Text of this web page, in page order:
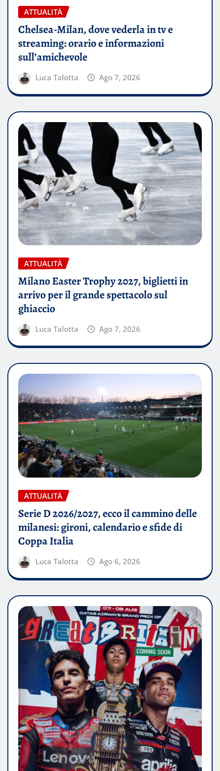
ATTUALITÀ
Chelsea-Milan, dove vederla in tv e
streaming: orario e informazioni
sull’amichevole
Luca Talotta Ago 7, 2026
ATTUALITÀ
Milano Easter Trophy 2027, biglietti in
arrivo per il grande spettacolo sul
ghiaccio
Luca Talotta Ago 7, 2026
ATTUALITÀ
Serie D 2026/2027, ecco il cammino delle
milanesi: gironi, calendario e sfide di
Coppa Italia
Luca Talotta Ago 6, 2026